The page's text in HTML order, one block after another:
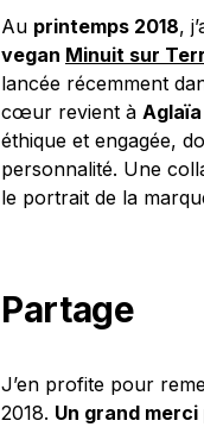
Au printemps 2018,
vegan Minuit sur
lancée récemment
cœur revient à
éthique et engagée,
personnalité. Une
le portrait de la
Partage
J’en profite pour
2018. Un grand